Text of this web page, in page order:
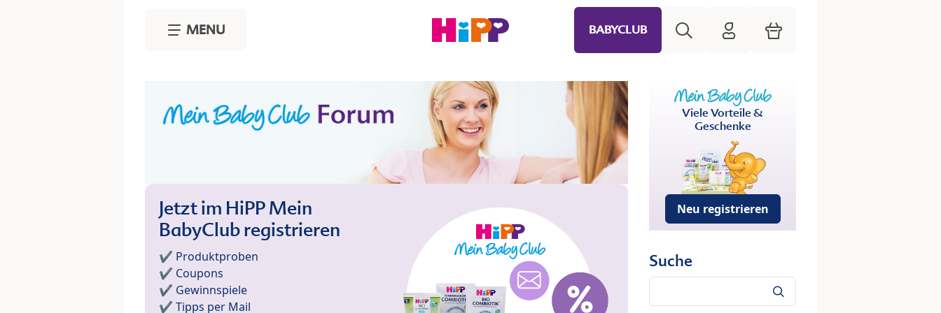
MENU BABYCLUB HiPP Mein Babyclub
Warenkorb
Jetzt im HiPP Mein
BabyClub registrieren
✔️ Produktproben
✔️ Coupons
✔️ Gewinnspiele
✔️ Tipps per Mail
Viele Vorteile &
Geschenke
Neu registrieren
Suche